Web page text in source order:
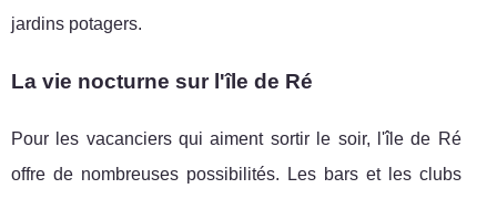
jardins potagers.
La vie nocturne sur l'île de Ré
Pour les vacanciers qui aiment sortir le soir, l'île de Ré
offre de nombreuses possibilités. Les bars et les clubs